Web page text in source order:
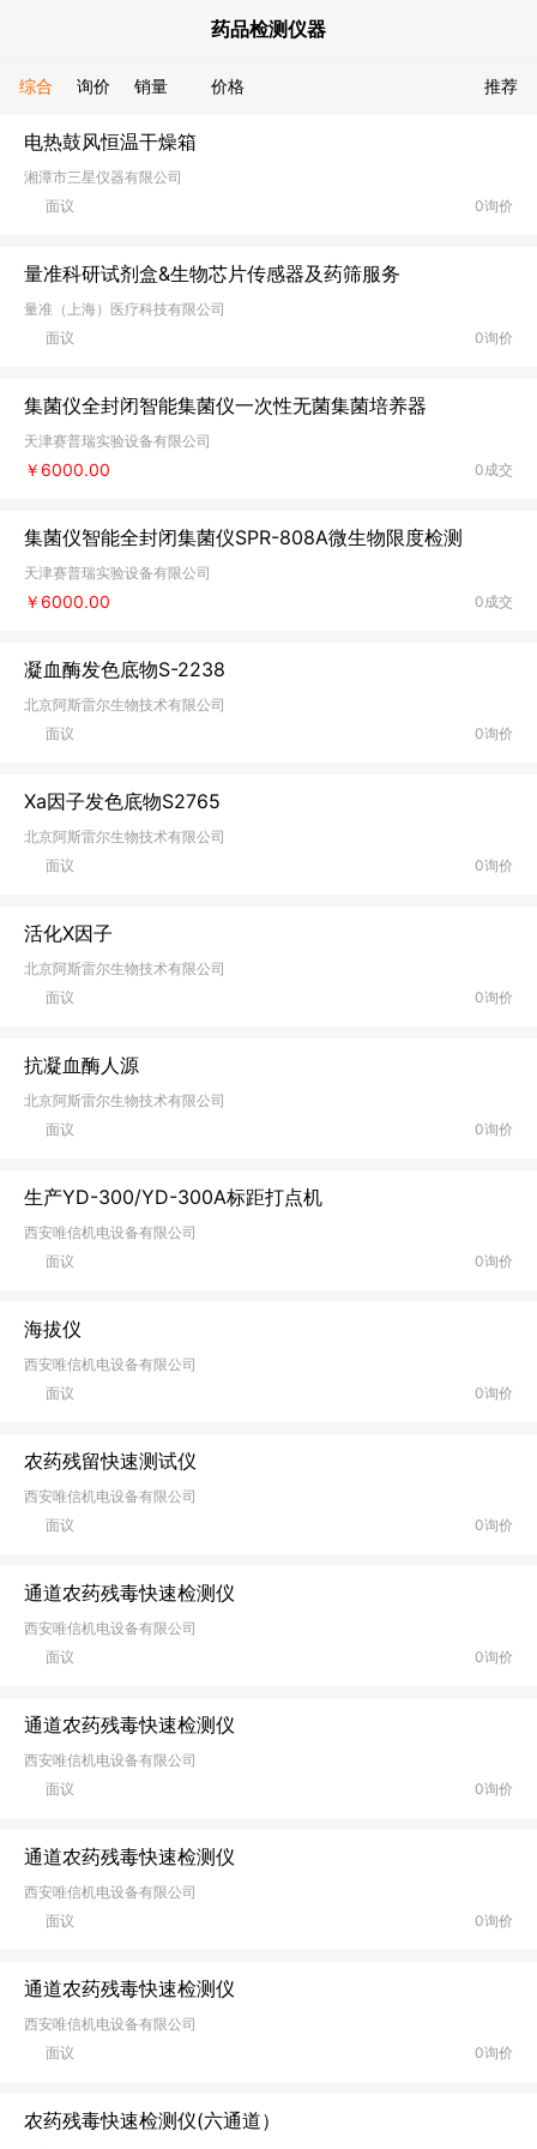
药品检测仪器
推荐
综合 询价 销量 价格
电热鼓风恒温干燥箱
湘潭市三星仪器有限公司
0询价
面议
量准科研试剂盒&生物芯片传感器及药筛服务
量准（上海）医疗科技有限公司
0询价
面议
集菌仪全封闭智能集菌仪一次性无菌集菌培养器
天津赛普瑞实验设备有限公司
0成交
￥6000.00
集菌仪智能全封闭集菌仪SPR-808A微生物限度检测
天津赛普瑞实验设备有限公司
0成交
￥6000.00
凝血酶发色底物S-2238
北京阿斯雷尔生物技术有限公司
0询价
面议
Xa因子发色底物S2765
北京阿斯雷尔生物技术有限公司
0询价
面议
活化X因子
北京阿斯雷尔生物技术有限公司
0询价
面议
抗凝血酶人源
北京阿斯雷尔生物技术有限公司
0询价
面议
生产YD-300/YD-300A标距打点机
西安唯信机电设备有限公司
0询价
面议
海拔仪
西安唯信机电设备有限公司
0询价
面议
农药残留快速测试仪
西安唯信机电设备有限公司
0询价
面议
通道农药残毒快速检测仪
西安唯信机电设备有限公司
0询价
面议
通道农药残毒快速检测仪
西安唯信机电设备有限公司
0询价
面议
通道农药残毒快速检测仪
西安唯信机电设备有限公司
0询价
面议
通道农药残毒快速检测仪
西安唯信机电设备有限公司
0询价
面议
农药残毒快速检测仪(六通道）